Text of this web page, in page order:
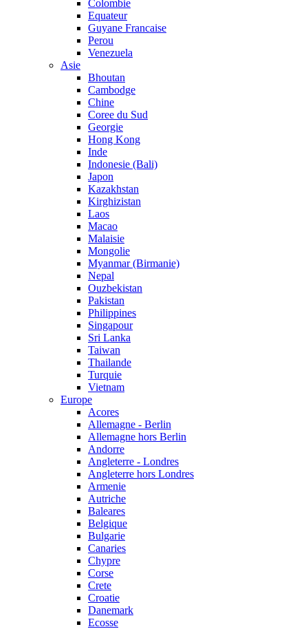
Colombie
Equateur
Guyane Francaise
Perou
Venezuela
Asie
Bhoutan
Cambodge
Chine
Coree du Sud
Georgie
Hong Kong
Inde
Indonesie (Bali)
Japon
Kazakhstan
Kirghizistan
Laos
Macao
Malaisie
Mongolie
Myanmar (Birmanie)
Nepal
Ouzbekistan
Pakistan
Philippines
Singapour
Sri Lanka
Taiwan
Thailande
Turquie
Vietnam
Europe
Acores
Allemagne - Berlin
Allemagne hors Berlin
Andorre
Angleterre - Londres
Angleterre hors Londres
Armenie
Autriche
Baleares
Belgique
Bulgarie
Canaries
Chypre
Corse
Crete
Croatie
Danemark
Ecosse